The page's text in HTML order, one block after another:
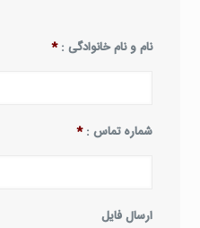
نام و نام خانوادگی : *
شماره تماس : *
ارسال فایل